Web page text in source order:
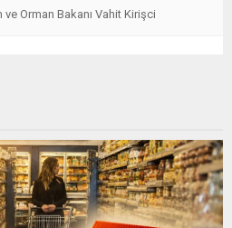
ve Orman Bakanı Vahit Kirişci